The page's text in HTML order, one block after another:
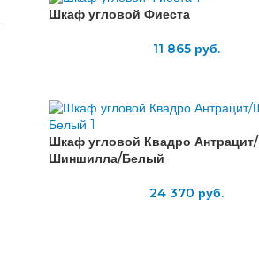
Шкаф угловой Фиеста
11 865 руб.
Шкаф угловой Квадро Антрацит/
Шиншилла/Белый
24 370 руб.